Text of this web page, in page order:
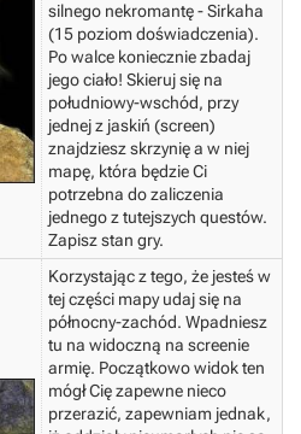
silnego nekromantę - Sirkaha
(15 poziom doświadczenia).
Po walce koniecznie zbadaj
jego ciało! Skieruj się na
południowy-wschód, przy
jednej z jaskiń (screen)
znajdziesz skrzynię a w niej
mapę, która będzie Ci
potrzebna do zaliczenia
jednego z tutejszych questów.
Zapisz stan gry.
Korzystając z tego, że jesteś w
tej części mapy udaj się na
północny-zachód. Wpadniesz
tu na widoczną na screenie
armię. Początkowo widok ten
mógł Cię zapewne nieco
przerazić, zapewniam jednak,